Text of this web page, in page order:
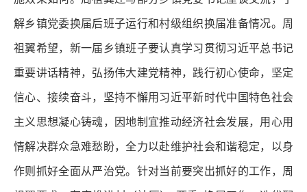
解乡镇党委换届后班子运行和村级组织换届准备情况。周
祖翼希望，新一届乡镇班子要认真学习贯彻习近平总书记
重要讲话精神，弘扬伟大建党精神，践行初心使命，坚定
信心、接续奋斗，坚持不懈用习近平新时代中国特色社会
主义思想凝心铸魂，因地制宜推动经济社会发展，用心用
情解决群众急难愁盼，全力以赴维护社会和谐稳定，以身
作则抓好全面从严治党。针对当前要突出抓好的工作，周